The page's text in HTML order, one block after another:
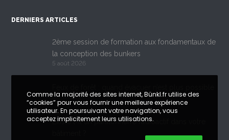
DERNIERS ARTICLES
2ème session de formation aux fondamentaux de
la conception des bunkers
5 août 2026
29 juillet 2026
Existe t-il un paratonnerre radioactif dans votre
Comme la majorité des sites internet, Bünkl.fr utilise des
“cookies” pour vous fournir une meilleure expérience
utilisateur. En poursuivant votre navigation, vous
acceptez implicitement leurs utilisations.